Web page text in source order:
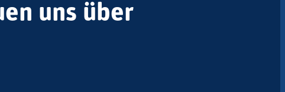
uns über